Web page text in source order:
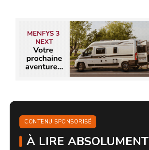
CONTENU SPONSORISÉ
À LIRE ABSOLUMENT